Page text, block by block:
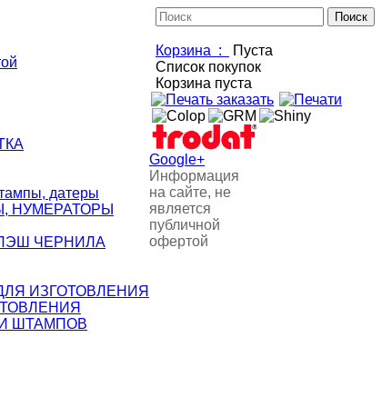
Корзина :
Пуста
Список покупок
Корзина пуста
датеры
НУМЕРАТОРЫ
ЧЕРНИЛА
ИЗГОТОВЛЕНИЯ
ШТАМПОВ
Google+
Информация
на сайте, не
является
публичной
офертой